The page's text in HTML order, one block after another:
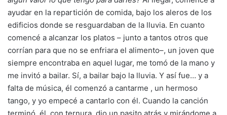
ayudar en la repartición de comida, bajo los aleros de los
edificios donde se resguardaban de la lluvia. En cuanto
comencé a alcanzar los platos – junto a tantos otros que
corrían para que no se enfriara el alimento–, un joven que
siempre encontraba en aquel lugar, me tomó de la mano y
me invitó a bailar. Sí, a bailar bajo la lluvia. Y así fue… y a
falta de música, él comenzó a cantarme , un hermoso
tango, y yo empecé a cantarlo con él. Cuando la canción